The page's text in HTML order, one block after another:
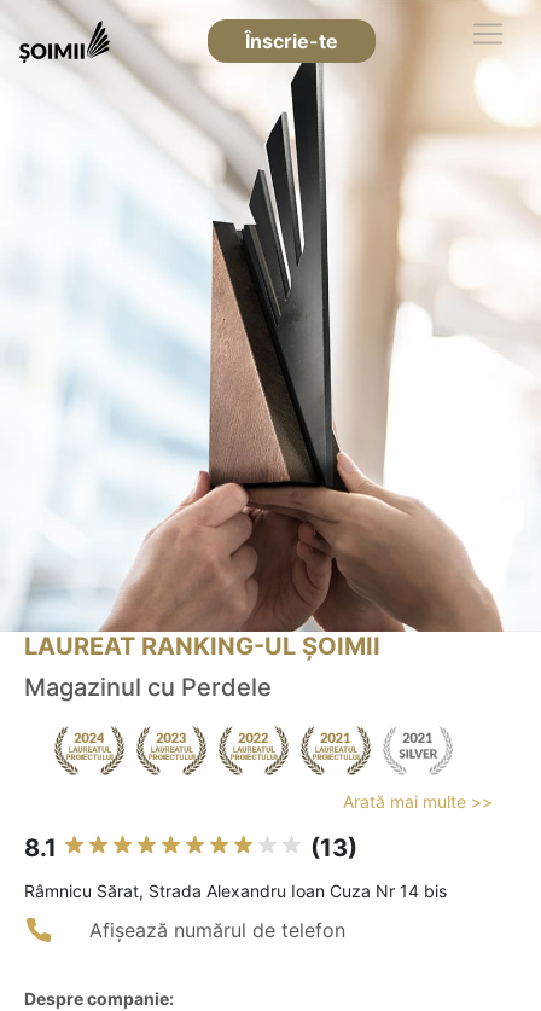
Înscrie-te
LAUREAT RANKING-UL ȘOIMII
Magazinul cu Perdele
Arată mai multe >>
8.1 (13)
Râmnicu Sărat, Strada Alexandru Ioan Cuza Nr 14 bis
Afișează numărul de telefon
Despre companie: